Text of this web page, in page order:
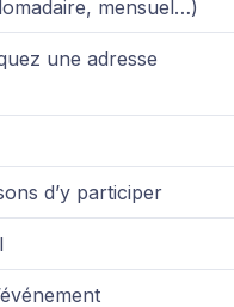
mensuel…)
une adresse
d’y participer